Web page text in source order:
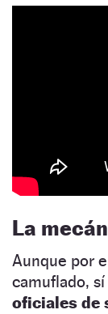
La
Aunque por
camuflado,
oficiales de